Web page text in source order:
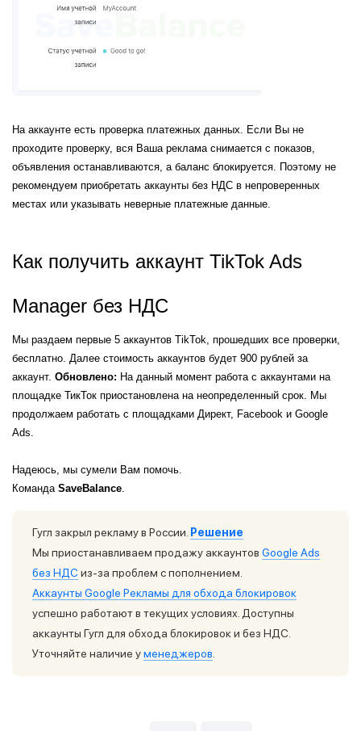
На аккаунте есть проверка платежных данных. Если Вы не
проходите проверку, вся Ваша реклама снимается с показов,
объявления останавливаются, а баланс блокируется. Поэтому не
рекомендуем приобретать аккаунты без НДС в непроверенных
местах или указывать неверные платежные данные.
Как получить аккаунт TikTok Ads
Manager без НДС
Мы раздаем первые 5 аккаунтов TikTok, прошедших все проверки,
бесплатно. Далее стоимость аккаунтов будет 900 рублей за
аккаунт. Обновлено: На данный момент работа с аккаунтами на
площадке ТикТок приостановлена на неопределенный срок. Мы
продолжаем работать с площадками Директ, Facebook и Google
Ads.
Надеюсь, мы сумели Вам помочь.
Команда SaveBalance.
Гугл закрыл рекламу в России. Решение
Мы приостанавливаем продажу аккаунтов Google Ads
без НДС из-за проблем с пополнением.
Аккаунты Google Рекламы для обхода блокировок
успешно работают в текущих условиях. Доступны
аккаунты Гугл для обхода блокировок и без НДС.
Уточняйте наличие уменеджеров